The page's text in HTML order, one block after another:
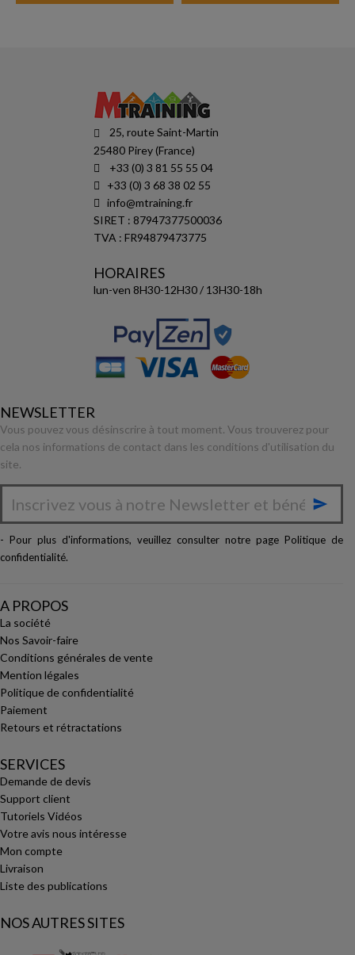
25, route Saint-Martin
25480 Pirey (France)
+33 (0) 3 81 55 55 04
+33 (0) 3 68 38 02 55
info@mtraining.fr
SIRET : 87947377500036
TVA : FR94879473775
HORAIRES
lun-ven 8H30-12H30 / 13H30-18h
NEWSLETTER
Vous pouvez vous désinscrire à tout moment. Vous trouverez pour
cela nos informations de contact dans les conditions d'utilisation du
site.

- Pour plus d'informations, veuillez consulter notre page Politique de
confidentialité.
A PROPOS
La société
Nos Savoir-faire
Conditions générales de vente
Mention légales
Politique de confidentialité
Paiement
Retours et rétractations
SERVICES
Demande de devis
Support client
Tutoriels Vidéos
Votre avis nous intéresse
Mon compte
Livraison
Liste des publications
NOS AUTRES SITES